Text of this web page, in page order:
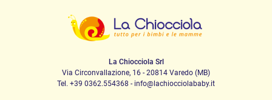
La Chiocciola Srl
Via Circonvallazione, 16 - 20814 Varedo (MB)
Tel. +39 0362.554368 - info@lachiocciolababy.it